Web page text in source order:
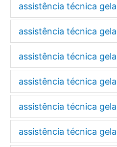
assistência técnica
assistência técnica
assistência técnica
assistência técnica
assistência técnica
assistência técnica